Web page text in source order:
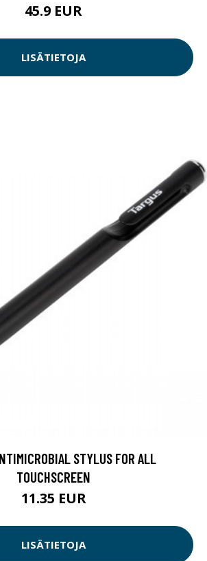
45.9 EUR
LISÄTIETOJA
STYLUS FOR ALL
TOUCHSCREEN
11.35 EUR
LISÄTIETOJA